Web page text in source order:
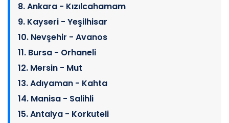
8. Ankara - Kızılcahamam
9. Kayseri - Yeşilhisar
10. Nevşehir - Avanos
11. Bursa - Orhaneli
12. Mersin - Mut
13. Adıyaman - Kahta
14. Manisa - Salihli
15. Antalya - Korkuteli